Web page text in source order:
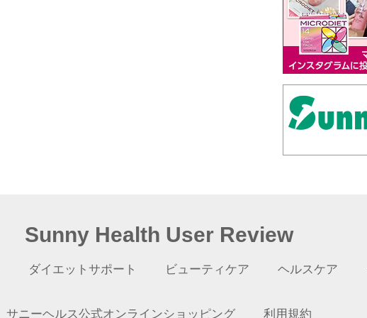
Sunny Health User Review
ダイエットサポート ビューティケア ヘルスケア
サニーヘルス公式オンラインショッピング 利用規約